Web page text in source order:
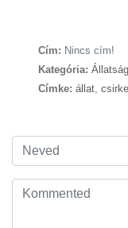
Cím: Nincs cím!
Kategória:
Címke: állat csirke